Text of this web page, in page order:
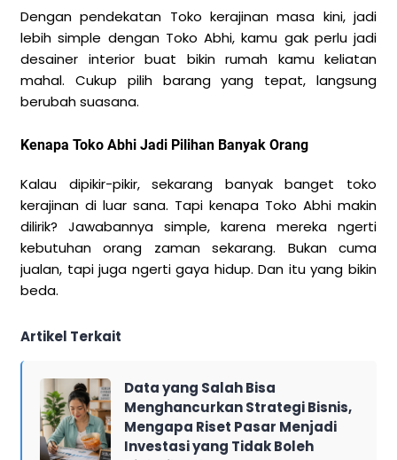
Dengan pendekatan Toko kerajinan masa kini, jadi
lebih simple dengan Toko Abhi, kamu gak perlu jadi
desainer interior buat bikin rumah kamu keliatan
mahal. Cukup pilih barang yang tepat, langsung
berubah suasana.
Kenapa Toko Abhi Jadi Pilihan Banyak Orang
Kalau dipikir-pikir, sekarang banyak banget toko
kerajinan di luar sana. Tapi kenapa Toko Abhi makin
dilirik? Jawabannya simple, karena mereka ngerti
kebutuhan orang zaman sekarang. Bukan cuma
jualan, tapi juga ngerti gaya hidup. Dan itu yang bikin
beda.
Artikel Terkait
Data yang Salah Bisa
Menghancurkan Strategi Bisnis,
Mengapa Riset Pasar Menjadi
Investasi yang Tidak Boleh